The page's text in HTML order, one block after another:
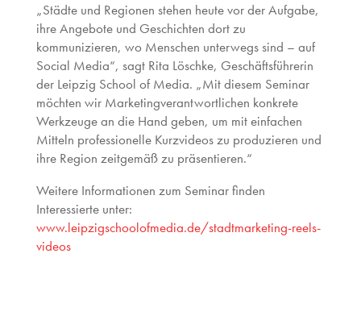
„Städte und Regionen stehen heute vor der Aufgabe,
ihre Angebote und Geschichten dort zu
kommunizieren, wo Menschen unterwegs sind – auf
Social Media“, sagt Rita Löschke, Geschäftsführerin
der Leipzig School of Media. „Mit diesem Seminar
möchten wir Marketingverantwortlichen konkrete
Werkzeuge an die Hand geben, um mit einfachen
Mitteln professionelle Kurzvideos zu produzieren und
ihre Region zeitgemäß zu präsentieren.“
Weitere Informationen zum Seminar finden
Interessierte unter:
www.leipzigschoolofmedia.de/stadtmarketing-reels-
videos